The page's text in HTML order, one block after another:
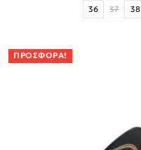
36 37 38
ΠΡΟΣΦΟΡΆ!